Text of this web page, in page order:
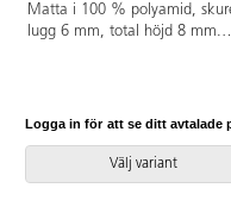
Matta i 100 % polyamid,
lugg 6 mm, total höjd 8 mm.
Logga in för att se ditt avtalade
Välj variant